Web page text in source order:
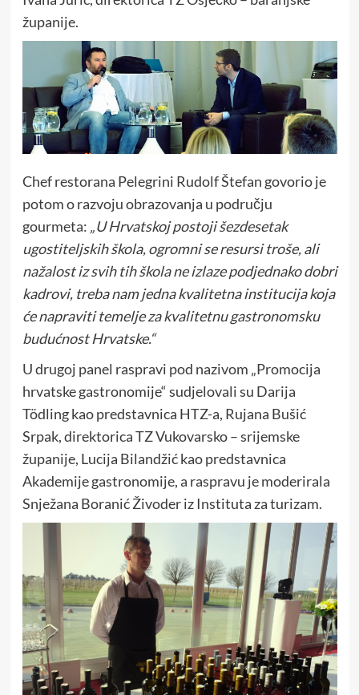
županije.
Chef restorana Pelegrini Rudolf Štefan govorio je
potom o razvoju obrazovanja u području
gourmeta: „U Hrvatskoj postoji šezdesetak
ugostiteljskih škola, ogromni se resursi troše, ali
nažalost iz svih tih škola ne izlaze podjednako dobri
kadrovi, treba nam jedna kvalitetna institucija koja
će napraviti temelje za kvalitetnu gastronomsku
budućnost Hrvatske.“
U drugoj panel raspravi pod nazivom „Promocija
hrvatske gastronomije“ sudjelovali su Darija
Tödling kao predstavnica HTZ-a, Rujana Bušić
Srpak, direktorica TZ Vukovarsko – srijemske
županije, Lucija Bilandžić kao predstavnica
Akademije gastronomije, a raspravu je moderirala
Snježana Boranić Živoder iz Instituta za turizam.